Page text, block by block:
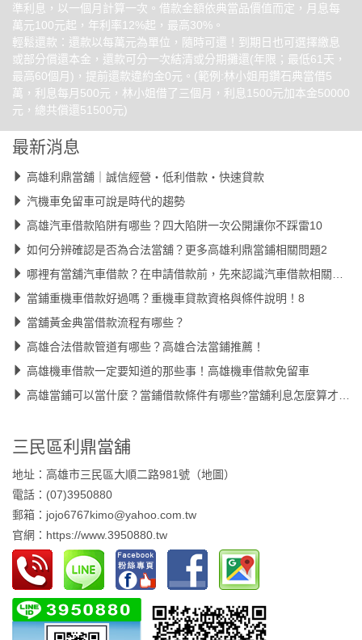
準利息，以一個月計算一次。借款金額依典當品價值而定，月息每
萬元100元起，年利率12%起，最高30%。
輕鬆還款：還款以每萬元為單位，隨時可還！到期日也可選擇繳息
或部分償還本金，還款可分一次結清或分期攤還(年限；最低61天，
最高60個月)，提前還款違約金0元。(範例:林小姐用鑽石典當借5
萬，利息每月500元，林小姐借了三個月，利息1500元加本金50000
元，總共償還51500元)
最新消息
高雄利鼎當舖｜誠信經營・低利借款・快速貸款
汽機車免留車可說是時代的趨勢
高雄汽車借款陷阱有哪些？四大陷阱一次公開讓你不踩雷10
如何分辨確認是否為合法當舖？更多高雄利鼎當鋪相關問題2
哪裡有當舖汽車借款？在申請借款前，先來認識汽車借款相關知識9
當鋪重機車借款好過嗎？重機車貸款資格與條件說明！8
當舖黃金典當借款流程有哪些？
高雄合法借款管道有哪些？高雄合法當鋪推薦！
高雄機車借款一定要知道的那些事！高雄機車借款免留車
高雄當鋪可以當什麼？當鋪借款條件有哪些?當舖利息怎麼算才合理
三民區利鼎當舖
地址：高雄市三民區大順二路981號（地圖）
電話：(07)3950880
郵箱：jojo6767kimo@yahoo.com.tw
官網： https://www.3950880.tw